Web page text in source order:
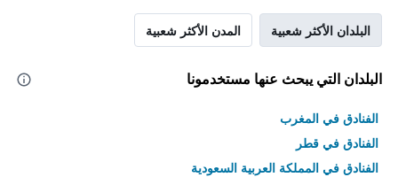
البلدان الأكثر شعبية المدن الأكثر شعبية
البلدان التي يبحث عنها مستخدمونا
الفنادق في المغرب
الفنادق في قطر
الفنادق في المملكة العربية السعودية